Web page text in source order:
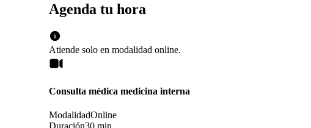
Agenda tu hora
Atiende solo en modalidad online.
Consulta médica medicina interna
ModalidadOnline